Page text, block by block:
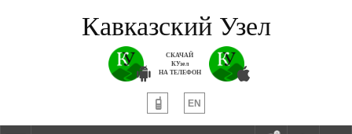
Кавказский Узел
СКАЧАЙ
КУзел
НА ТЕЛЕФОН
EN